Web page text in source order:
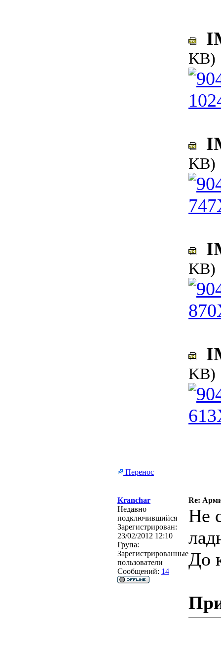
KB)
KB)
KB)
KB)
Перенос
Kranchar
Re:
Недавно
подключившийся
Зарегистрирован:
23/02/2012 12:10
Група:
Зарегистрированные
пользователи
Сообщений: 14
Не
До